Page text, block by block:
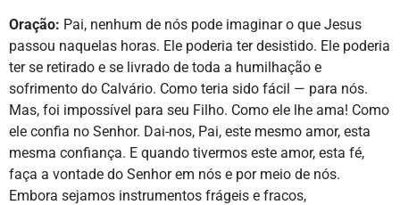
Oração: Pai, nenhum de nós pode imaginar o que Jesus
passou naquelas horas. Ele poderia ter desistido. Ele poderia
ter se retirado e se livrado de toda a humilhação e
sofrimento do Calvário. Como teria sido fácil — para nós.
Mas, foi impossível para seu Filho. Como ele lhe ama! Como
ele confia no Senhor. Dai-nos, Pai, este mesmo amor, esta
mesma confiança. E quando tivermos este amor, esta fé,
faça a vontade do Senhor em nós e por meio de nós.
Embora sejamos instrumentos frágeis e fracos,